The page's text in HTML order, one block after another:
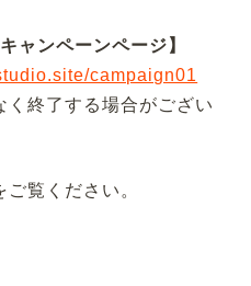
ャンペーンページ】
campaign01
終了する場合がござい
覧ください。